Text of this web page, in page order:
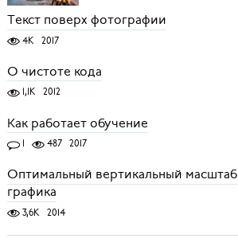
Текст поверх фотографии
4K 2017
О чистоте кода
1,1K 2012
Как работает обучение
1 487 2017
Оптимальный вертикальный масштаб
графика
3,6K 2014